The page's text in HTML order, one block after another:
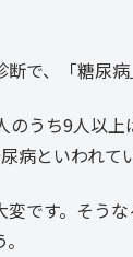
で、「糖尿病
のうち9人以
病といわれて
変です。そう